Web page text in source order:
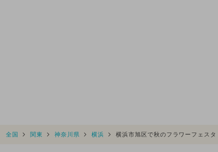
全国 関東 神奈川県 横浜 横浜市旭区で秋のフラワーフェス